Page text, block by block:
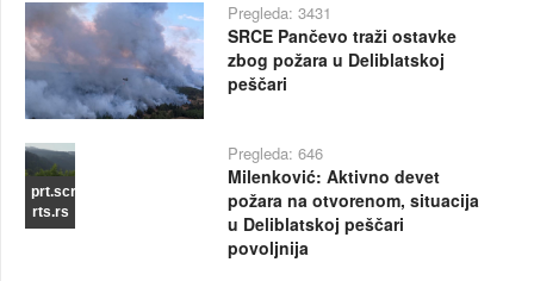
Pregleda: 3431
SRCE Pančevo traži ostavke
zbog požara u Deliblatskoj
peščari
prt.scr
rts.rs
Pregleda: 646
Milenković: Aktivno devet
požara na otvorenom, situacija
u Deliblatskoj peščari
povoljnija